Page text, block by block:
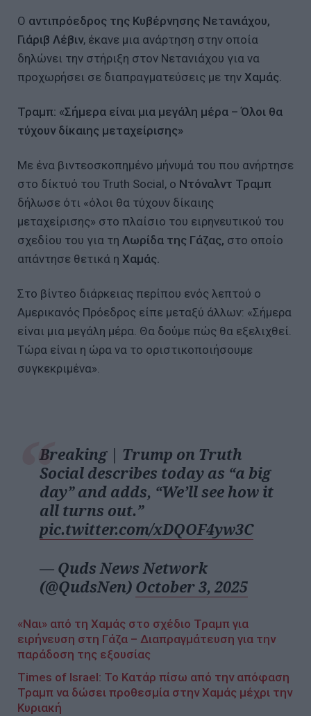
Ο αντιπρόεδρος της Κυβέρνησης Νετανιάχου,
Γιάριβ Λέβιν, έκανε μια ανάρτηση στην οποία
δηλώνει την στήριξη στον Νετανιάχου για να
προχωρήσει σε διαπραγματεύσεις με την Χαμάς.
Τραμπ: «Σήμερα είναι μια μεγάλη μέρα – Όλοι θα
τύχουν δίκαιης μεταχείρισης»
Με ένα βιντεοσκοπημένο μήνυμά του που ανήρτησε
στο δίκτυό του Truth Social, ο Ντόναλντ Τραμπ
δήλωσε ότι «όλοι θα τύχουν δίκαιης
μεταχείρισης» στο πλαίσιο του ειρηνευτικού του
σχεδίου του για τη Λωρίδα της Γάζας, στο οποίο
απάντησε θετικά η Χαμάς.
Στο βίντεο διάρκειας περίπου ενός λεπτού ο
Αμερικανός Πρόεδρος είπε μεταξύ άλλων: «Σήμερα
είναι μια μεγάλη μέρα. Θα δούμε πώς θα εξελιχθεί.
Τώρα είναι η ώρα να το οριστικοποιήσουμε
συγκεκριμένα».
Breaking | Trump on Truth
Social describes today as “a big
day” and adds, “We’ll see how it
all turns out.”
pic.twitter.com/xDQOF4yw3C
— Quds News Network
(@QudsNen) October 3, 2025
«Ναι» από τη Χαμάς στο σχέδιο Τραμπ για
ειρήνευση στη Γάζα – Διαπραγμάτευση για την
παράδοση της εξουσίας
Times of Israel: Το Κατάρ πίσω από την απόφαση
Τραμπ να δώσει προθεσμία στην Χαμάς μέχρι την
Κυριακή